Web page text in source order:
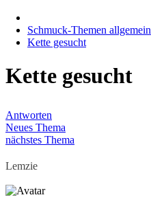
Schmuck-Themen allgemein
Kette gesucht
Kette gesucht
Antworten
Neues Thema
nächstes Thema
Lemzie